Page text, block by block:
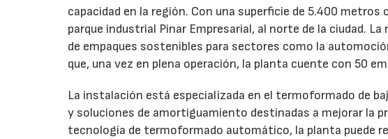
capacidad en la región. Con una superficie de 5.400
parque industrial Pinar Empresarial, al norte de la ciudad.
de empaques sostenibles para sectores como la
que, una vez en plena operación, la planta cuente con 50
La instalación está especializada en el termoformado de
y soluciones de amortiguamiento destinadas a mejorar la
tecnología de termoformado automático, la planta puede